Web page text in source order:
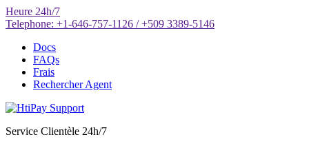
Aller
au
Heure 24h/7
Telephone: +1-646-757-1126 / +509 3389-5146
Docs
FAQs
Frais
Rechercher Agent
Service Clientèle 24h/7